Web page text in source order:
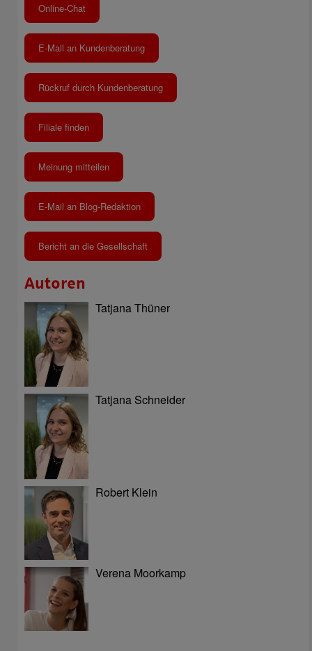
Online-Chat
E-Mail an Kundenberatung
Rückruf durch Kundenberatung
Filiale finden
Meinung mitteilen
E-Mail an Blog-Redaktion
Bericht an die Gesellschaft
Autoren
Tatjana Thüner
Tatjana Schneider
Robert Klein
Verena Moorkamp